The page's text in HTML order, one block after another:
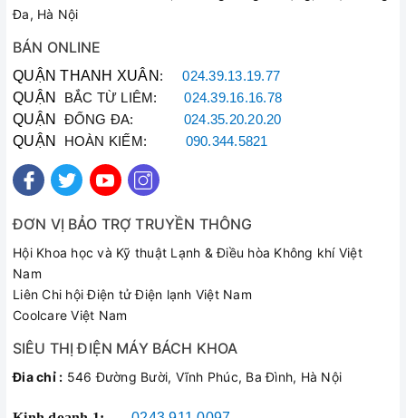
Đa, Hà Nội
BÁN ONLINE
QUẬN THANH XUÂN :024.39.13.19.77
QUẬN BẮC TỪ LIÊM:024.39.16.16.78
QUẬN ĐỐNG ĐA: 024.35.20.20.20
QUẬN HOÀN KIẾM: 090.344.5821
ĐƠN VỊ BẢO TRỢ TRUYỀN THÔNG
Hội Khoa học và Kỹ thuật Lạnh & Điều hòa Không khí Việt
Nam
Liên Chi hội Điện tử Điện lạnh Việt Nam
Coolcare Việt Nam
SIÊU THỊ ĐIỆN MÁY BÁCH KHOA
Đia chỉ : 546 Đường Bười, Vĩnh Phúc, Ba Đình, Hà Nội